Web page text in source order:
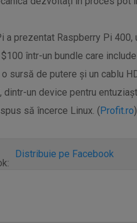
a prezentat Raspberry Pi
într-un bundle care
sursă de putere și un cablu
un device pentru
să încerce Linux. (Profit.ro)
Distribuie pe Facebook